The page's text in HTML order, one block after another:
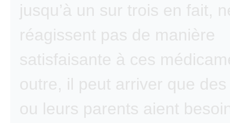
jusqu’à un sur trois en fait,
réagissent pas de manière
satisfaisante à ces
outre, il peut arriver que
ou leurs parents aient